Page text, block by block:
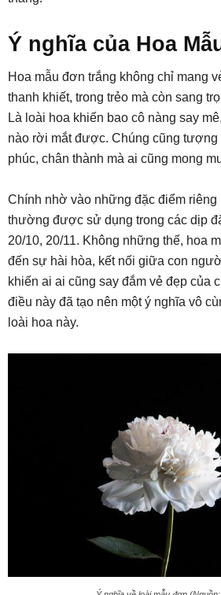
Ý nghĩa của Hoa
Hoa mẫu đơn trắng không chỉ mang
thanh khiết, trong trẻo mà còn sang
Là loài hoa khiến bao cô nàng say
nào rời mắt được. Chúng cũng
phúc, chân thành mà ai cũng mong
Chính nhờ vào những đặc điểm riêng
thường được sử dụng trong các dịp
20/10, 20/11. Không những thế, hoa
đến sự hài hòa, kết nối giữa con
khiến ai ai cũng say đắm vẻ đẹp của
điều này đã tạo nên một ý nghĩa vô
loài hoa này.